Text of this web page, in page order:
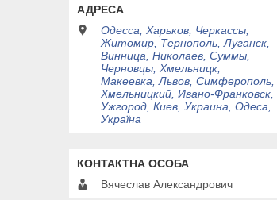
Одесса, Харьков, Черкассы,
Житомир, Тернополь, Луганск,
Винница, Николаев, Суммы,
Черновцы, Хмельницк,
Макеевка, Львов, Симферополь,
Хмельницкий, Ивано-Франковск,
Ужгород, Киев, Украина, Одеса,
Україна
Вячеслав Александрович